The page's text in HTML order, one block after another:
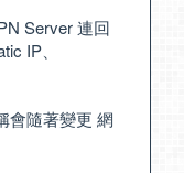
Server 連回
IP、
會隨著變更 網